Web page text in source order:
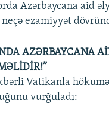
orda Azərbaycana aid
ezamiyyət
AZƏRBAYCANA
Vatikanla
vurğuladı: